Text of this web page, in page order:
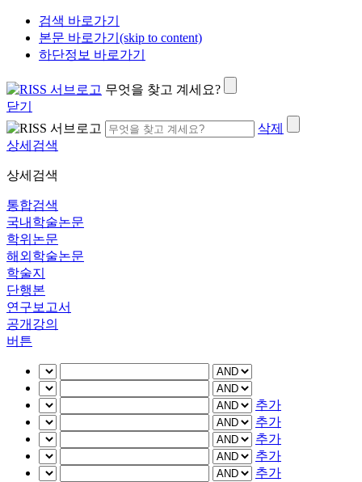
검색 바로가기
본문 바로가기(skip to content)
하단정보 바로가기
무엇을 찾고 계세요?
닫기
삭제
상세검색
상세검색
통합검색
국내학술논문
학위논문
해외학술논문
학술지
단행본
연구보고서
공개강의
버튼
추가
추가
추가
추가
추가